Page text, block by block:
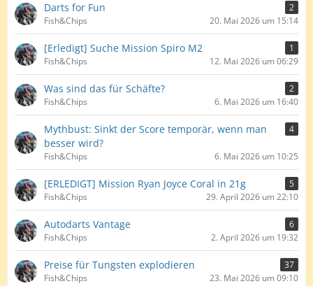
Darts for Fun
2
Fish&Chips
20. Mai 2026 um 15:14
[Erledigt] Suche Mission Spiro M2
1
Fish&Chips
12. Mai 2026 um 06:29
Was sind das für Schäfte?
2
Fish&Chips
6. Mai 2026 um 16:40
Mythbust: Sinkt der Score temporär, wenn man
besser wird?
4
Fish&Chips 6. Mai 2026 um 10:25
[ERLEDIGT] Mission Ryan Joyce Coral in 21g
5
Fish&Chips
29. April 2026 um 22:10
Autodarts Vantage
6
Fish&Chips
2. April 2026 um 19:32
Preise für Tungsten explodieren
37
Fish&Chips
23. Mai 2026 um 09:10